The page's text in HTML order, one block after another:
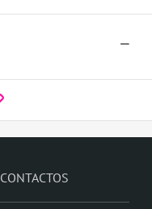
—
CONTACTOS